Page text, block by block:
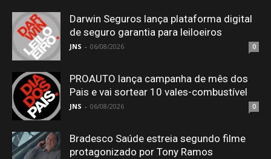
Darwin Seguros lança plataforma digital
de seguro garantia para leiloeiros
JNS - 06/08/2026 0
PROAUTO lança campanha de mês dos
Pais e vai sortear 10 vales-combustível
JNS - 06/08/2026 0
Bradesco Saúde estreia segundo filme
protagonizado por Tony Ramos